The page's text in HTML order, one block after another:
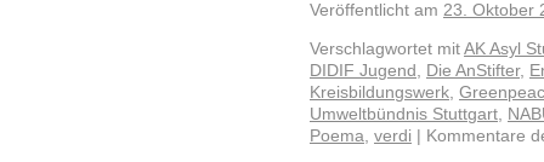
Veröffentlicht am 23. Oktober
Verschlagwortet mit AK Asyl
DIDIF Jugend , Die AnStifter,
Kreisbildungswerk,
Umweltbündnis Stuttgart,
Poema, verdi Kommentare